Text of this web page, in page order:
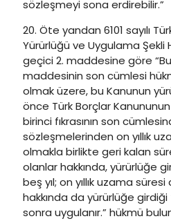
sözleşmeyi sona erdirebilir.”
20. Öte yandan 6101 sayılı
Yürürlüğü ve Uygulama Şekli
geçici 2. maddesine göre
maddesinin son cümlesi
olmak üzere, bu Kanunun
önce Türk Borçlar
birinci fıkrasının son
sözleşmelerinden on yıllık
olmakla birlikte geri kalan
olanlar hakkında, yürürlüğe
beş yıl; on yıllık uzama
hakkında da yürürlüğe
sonra uygulanır.” hükmü